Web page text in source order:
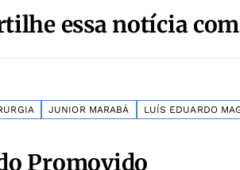
essa notícia
JUNIOR MARABÁ LUÍS EDUARDO